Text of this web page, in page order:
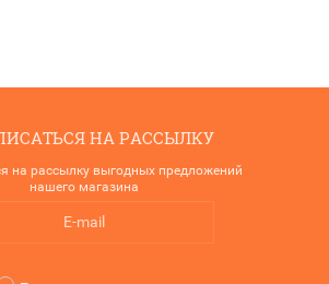
НА РАССЫЛКУ
на рассылку выгодных предложений
нашего магазина